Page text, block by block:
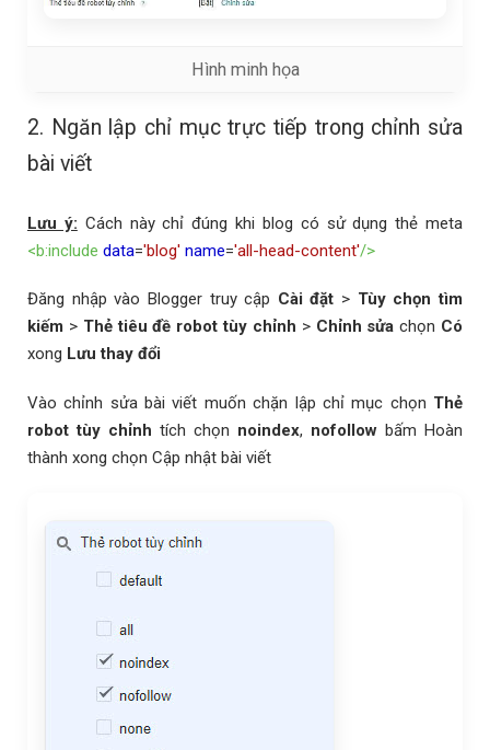
Hình minh họa
2. Ngăn lập chỉ mục trực tiếp trong chỉnh sửa
bài viết
Lưu ý: Cách này chỉ đúng khi blog có sử dụng thẻ meta
<b:include data='blog' name='all-head-content'/>
Đăng nhập vào Blogger truy cập Cài đặt > Tùy chọn tìm
kiếm > Thẻ tiêu đề robot tùy chỉnh > Chỉnh sửa chọn Có
xong Lưu thay đổi
Vào chỉnh sửa bài viết muốn chặn lập chỉ mục chọn Thẻ
robot tùy chỉnh tích chọn noindex, nofollow bấm Hoàn
thành xong chọn Cập nhật bài viết